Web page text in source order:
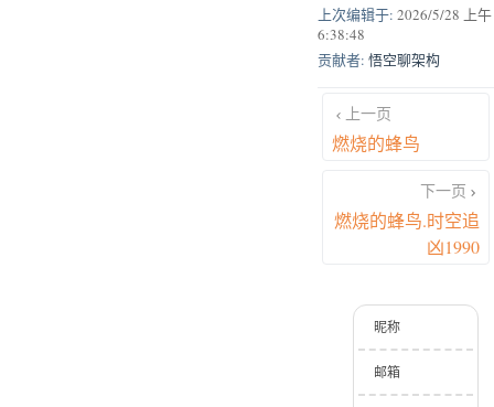
上次编辑于: 2026/5/28 上午
6:38:48
贡献者: 悟空聊架构
上一页
燃烧的蜂鸟
下一页
燃烧的蜂鸟.时空追
凶1990
昵称
邮箱